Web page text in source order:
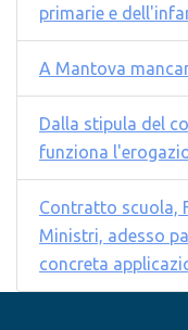
primarie e
A Mantova
Dalla stipula del
funziona
Contratto scuola,
Ministri, adesso
concreta